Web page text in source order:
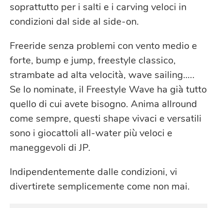
soprattutto per i salti e i carving veloci in
condizioni dal side al side-on.
Freeride senza problemi con vento medio e
forte, bump e jump, freestyle classico,
strambate ad alta velocità, wave sailing…..
Se lo nominate, il Freestyle Wave ha già tutto
quello di cui avete bisogno. Anima allround
come sempre, questi shape vivaci e versatili
sono i giocattoli all-water più veloci e
maneggevoli di JP.
Indipendentemente dalle condizioni, vi
divertirete semplicemente come non mai.